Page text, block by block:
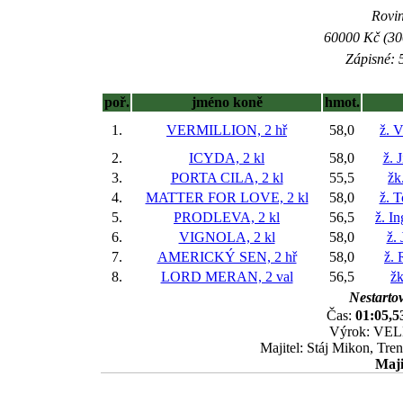
60000 Kč
Zápisné:
poř. jméno koně
hmot.
1.
VERMILLION, 2 hř 58,0
ž.
2.
ICYDA, 2 kl 58,0
ž.
3.
PORTA CILA, 2 kl 55,5
4.
MATTER FOR LOVE, 2 kl 58,0
ž.
5.
PRODLEVA, 2 kl 56,5
ž.
6.
VIGNOLA, 2 kl 58,0
ž.
7.
AMERICKÝ SEN, 2 hř 58,0
ž.
8.
LORD MERAN, 2 val 56,5
Čas:
Výrok:
Majitel: Stáj Mikon,